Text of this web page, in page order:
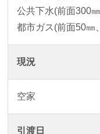
公共下水(前面300
都市ガス(前面50㎜
現況
空家
引渡日